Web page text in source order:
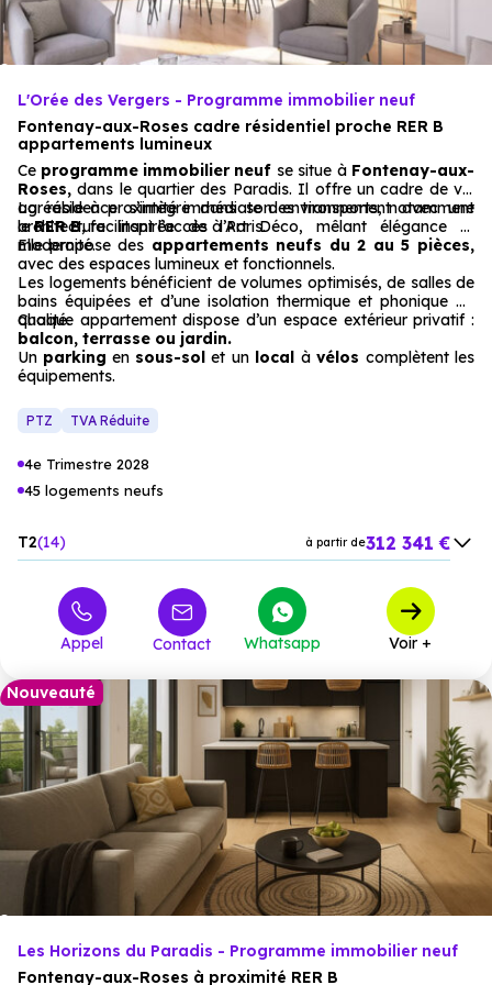
L'Orée des Vergers - Programme immobilier neuf
Fontenay-aux-Roses cadre résidentiel proche RER B
appartements lumineux
Ce programme immobilier neuf se situe à Fontenay-aux-
Roses, dans le quartier des Paradis. Il offre un cadre de vie
agréable à proximité immédiate des transports, notamment
leRER B, facilitant l’accès à Paris.
La résidence s’intègre dans son environnement avec une
architecture inspirée de l’Art Déco, mêlant élégance et
modernité.
Elle propose des appartements neufs du 2 au 5 pièces,
avec des espaces lumineux et fonctionnels.
Les logements bénéficient de volumes optimisés, de salles de
bains équipées et d’une isolation thermique et phonique de
qualité.
Chaque appartement dispose d’un espace extérieur privatif :
balcon, terrasse ou jardin.
Un parking en sous-sol et un local à vélos complètent les
équipements.
PTZ TVA Réduite
4e Trimestre 2028
45 logements neufs
T2 14 à partir de312 341 €
12 à partir de 479 090 €
à partir de 643 564 €
Appel Contact Whatsapp Voir +
Nouveauté
Les Horizons du Paradis - Programme immobilier neuf
Fontenay-aux-Roses à proximité RER B